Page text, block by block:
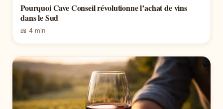
Pourquoi Cave Conseil révolutionne l’achat de vins
dans le Sud
📖 4 min